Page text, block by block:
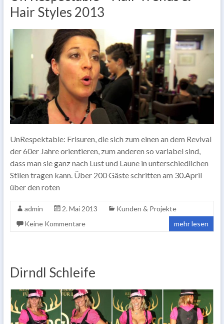
Hair Styles 2013
UnRespektable: Frisuren, die sich zum einen an dem Revival
der 60er Jahre orientieren, zum anderen so variabel sind,
dass man sie ganz nach Lust und Laune in unterschiedlichen
Stilen tragen kann. Über 200 Gäste schritten am 30.April
über den roten
admin 2. Mai 2013
Kunden & Projekte
Keine Kommentare
mehr lesen
Dirndl Schleife